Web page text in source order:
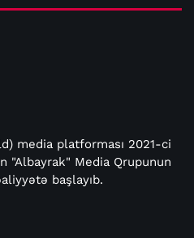
media platforması 2021-ci
"Albayrak" Media Qrupunun
başlayıb.